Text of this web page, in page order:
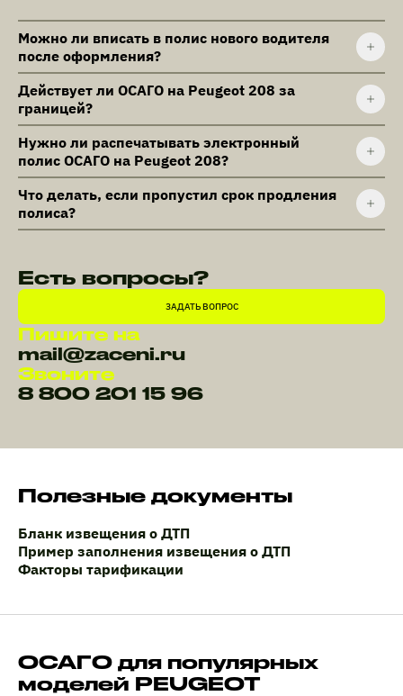
Можно ли вписать в полис нового водителя
после оформления?
Действует ли ОСАГО на Peugeot 208 за
границей?
Нужно ли распечатывать электронный
полис ОСАГО на Peugeot 208?
Что делать, если пропустил срок продления
полиса?
Есть вопросы?
ЗАДАТЬ ВОПРОС
Пишите на
mail@zaceni.ru
Звоните
8 800 201 15 96
Полезные документы
Бланк извещения о ДТП
Пример заполнения извещения о ДТП
Факторы тарификации
ОСАГО для популярных
моделей PEUGEOT